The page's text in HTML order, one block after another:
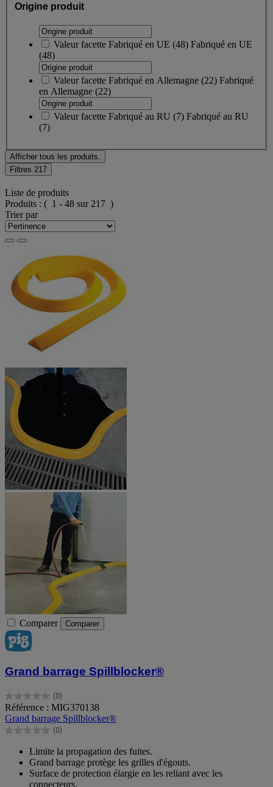
Origine produit
Valeur facette Fabriqué en UE (48) Fabriqué en UE
(48)
Valeur facette Fabriqué en Allemagne (22) Fabriqué
en Allemagne (22)
Valeur facette Fabriqué au RU (7) Fabriqué au RU
(7)
Afficher tous les produits.
Filtres 217
Liste de produits
Produits : ( 1 - 48 sur 217 )
Trier par
Comparer Comparer
Grand barrage Spillblocker®
(0)
0.0
sur
5
étoiles.
Référence : MIG370138
Grand barrage Spillblocker®
(0)
0.0
étoiles.
Limite la propagation des fuites.
Grand barrage protège les grilles d'égouts.
Surface de protection élargie en les reliant avec les
connecteurs.